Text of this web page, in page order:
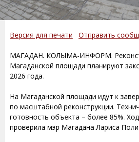
Версия для печати Отправить
МАГАДАН. КОЛЫМА-ИНФОРМ.
Магаданской площади планируют
2026 года.
На Магаданской площади идут к
по масштабной реконструкции.
готовность объекта – более 85%.
проверила мэр Магадана Лариса